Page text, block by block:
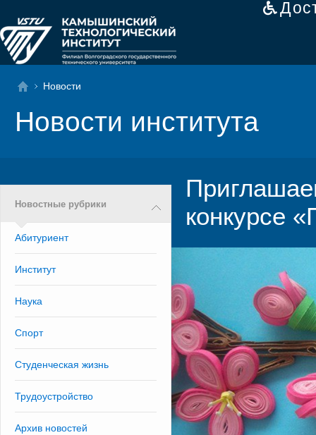
Новости
Новости института
Новостные рубрики
Абитуриент
Институт
Наука
Спорт
Студенческая жизнь
Трудоустройство
Архив новостей
конкурсе